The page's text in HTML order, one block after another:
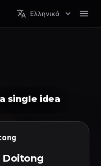
Ελληνικά
single idea
Doitong